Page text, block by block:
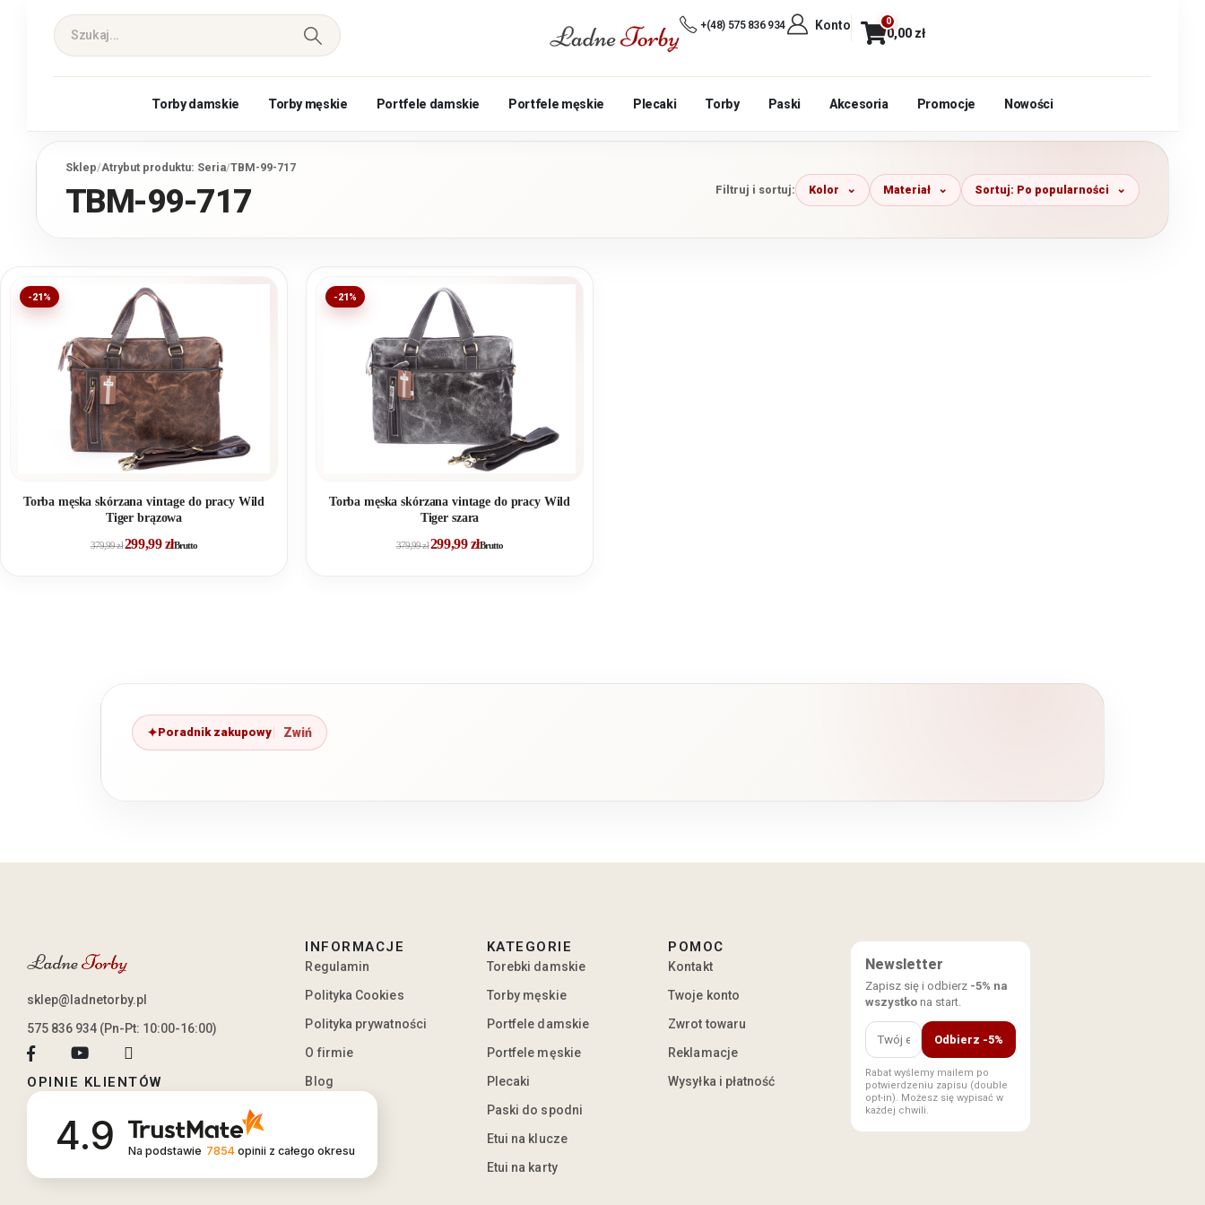
+(48) 575 836 934 Konto 0
0,00 zł
Torby damskie Torby męskie Portfele damskie Portfele męskie Plecaki Torby Paski Akcesoria Promocje Nowości
Sklep/Atrybut produktu: Seria/TBM-99-717
TBM-99-717 Filtruj i sortuj: Kolor Materiał Sortuj: Po popularności
-21%
Torba męska skórzana vintage do pracy Wild
Tiger brązowa
379,99zł299,99złBrutto
-21%
Torba męska skórzana vintage do pracy Wild
Tiger szara
379,99zł299,99złBrutto
Poradnik zakupowy
sklep@ladnetorby.pl
575 836 934 (Pn-Pt: 10:00-16:00)
OPINIE KLIENTÓW
4.9 Na podstawie 7854 opinii z całego okresu
INFORMACJE
Regulamin
Polityka Cookies
Polityka prywatności
O firmie
Blog
KATEGORIE
Torebki damskie
Torby męskie
Portfele damskie
Portfele męskie
Plecaki
Paski do spodni
Etui na klucze
Etui na karty
POMOC
Kontakt
Twoje konto
Zwrot towaru
Reklamacje
Wysyłka i płatność
Newsletter
Zapisz się i odbierz -5% na
wszystkona start.
Odbierz -5%
Rabat wyślemy mailem po
potwierdzeniu zapisu (double
opt-in). Możesz się wypisać w
każdej chwili.